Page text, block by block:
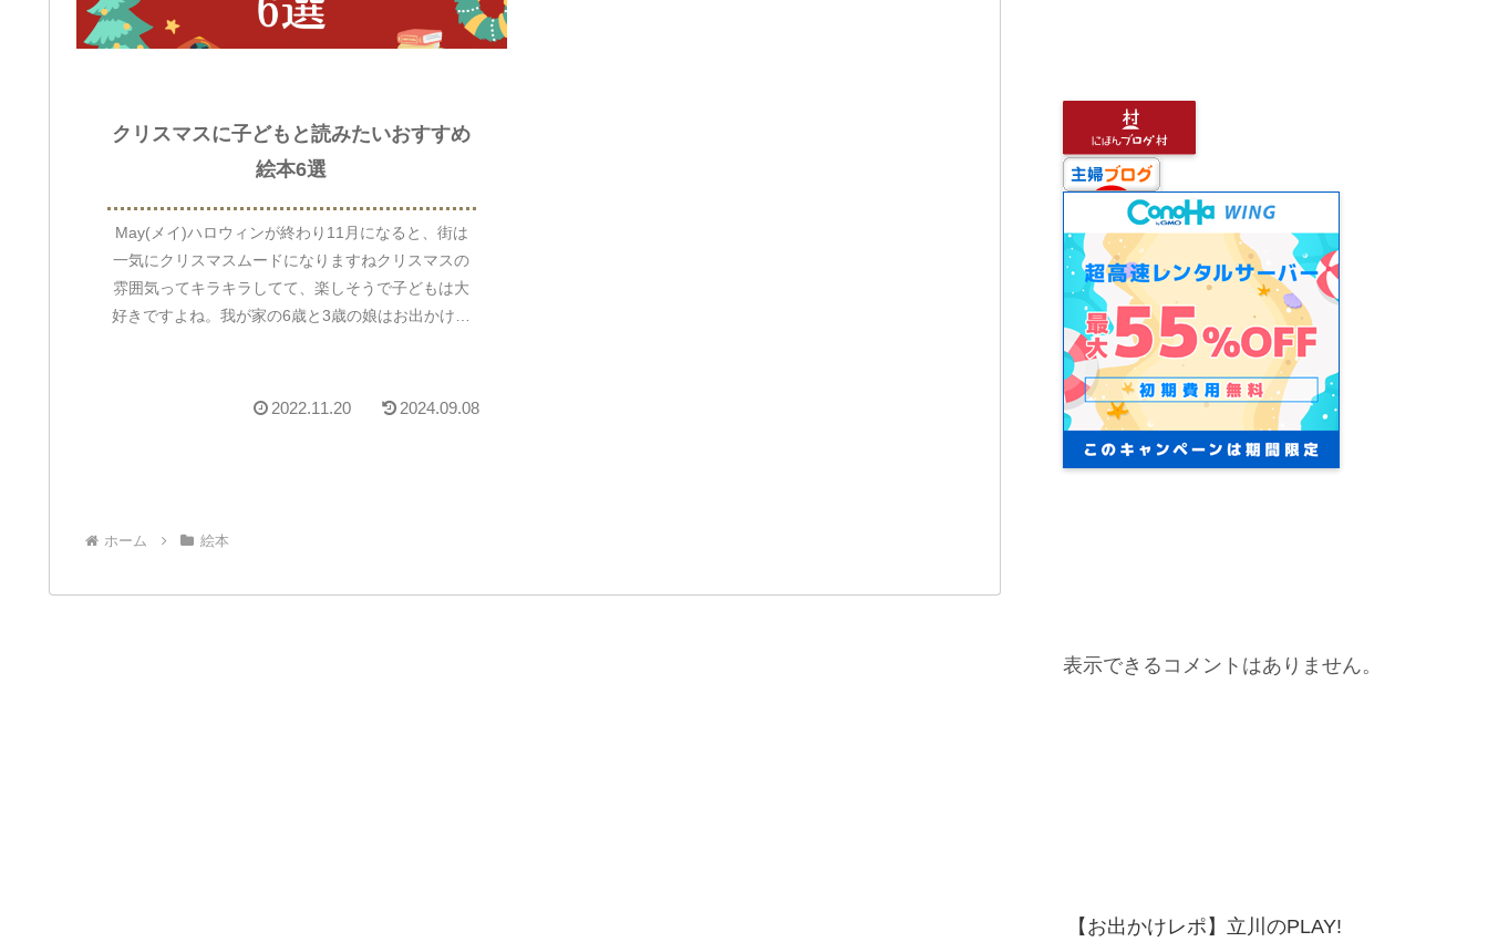
クリスマスに子どもと読みたいおすすめ
絵本6選
May(メイ)ハロウィンが終わり11月になると、街は
一気にクリスマスムードになりますねクリスマスの
雰囲気ってキラキラしてて、楽しそうで子どもは大
好きですよね。我が家の6歳と3歳の娘はお出かけを
2022.11.20 2024.09.08
ホーム 絵本
表示できるコメントはありません。
【お出かけレポ】立川のPLAY!